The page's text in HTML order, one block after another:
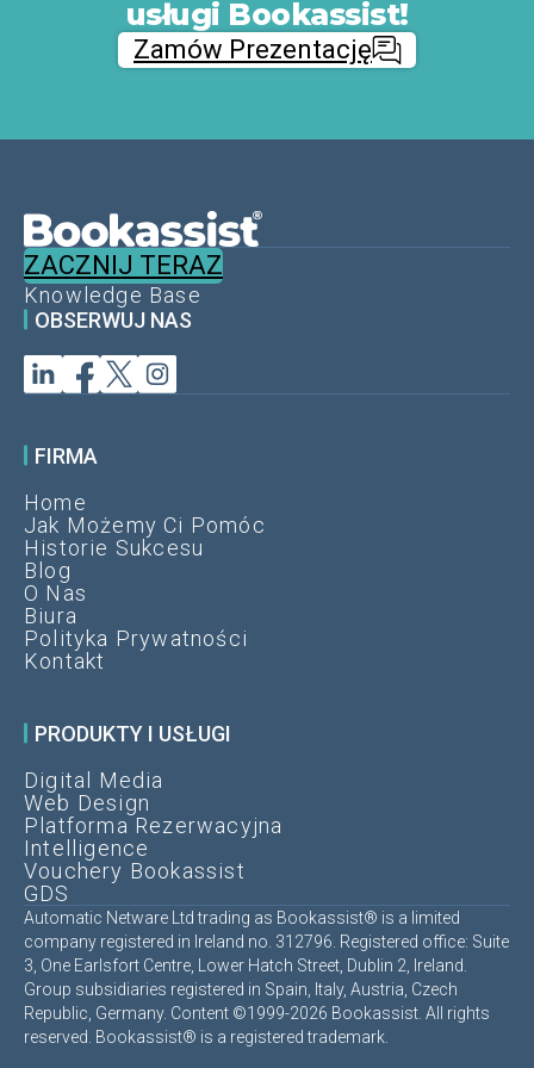
usługi Bookassist!
Zamów Prezentację
FIRMA
Home
Jak Możemy Ci Pomóc
Historie Sukcesu
Blog
O Nas
Biura
Polityka Prywatności
Kontakt
PRODUKTY I USŁUGI
Digital Media
Web Design
Platforma Rezerwacyjna
Intelligence
Vouchery Bookassist
GDS
ZACZNIJ TERAZ
Knowledge Base
OBSERWUJ NAS
Automatic Netware Ltd trading as Bookassist® is a limited
company registered in Ireland no. 312796. Registered office: Suite
3, One Earlsfort Centre, Lower Hatch Street, Dublin 2, Ireland.
Group subsidiaries registered in Spain, Italy, Austria, Czech
Republic, Germany. Content ©1999-2026 Bookassist. All rights
reserved. Bookassist® is a registered trademark.